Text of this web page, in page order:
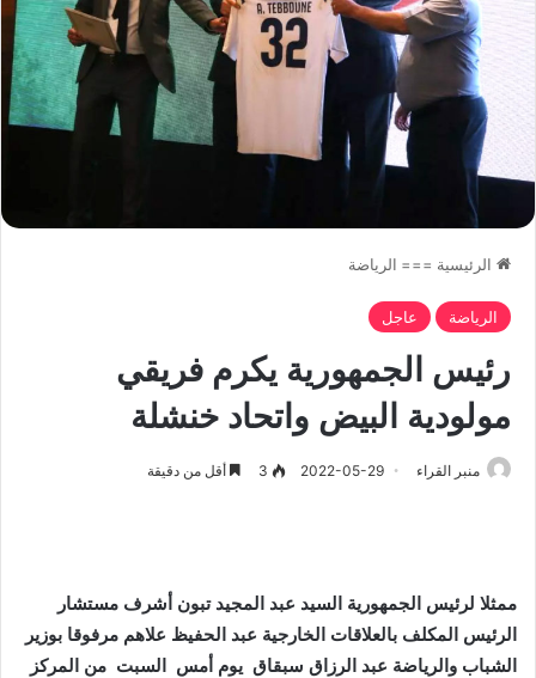
الرئيسية === الرياضة
الرياضة عاجل
رئيس الجمهورية يكرم فريقي
مولودية البيض واتحاد خنشلة
منبر القراء 2022-05-29
3 أقل من دقيقة
ممثلا لرئيس الجمهورية السيد عبد المجيد تبون أشرف مستشار
الرئيس المكلف بالعلاقات الخارجية عبد الحفيظ علاهم مرفوقا بوزير
الشباب والرياضة عبد الرزاق سبقاق يوم أمس السبت من المركز